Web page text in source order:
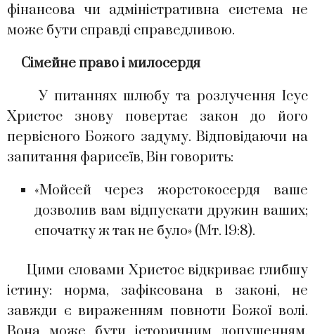
фінансова чи адміністративна система не
може бути справді справедливою.
Сімейне право і милосердя
У питаннях шлюбу та розлучення Ісус
Христос знову повертає закон до його
первісного Божого задуму. Відповідаючи на
запитання фарисеїв, Він говорить:
«Мойсей через жорстокосердя ваше
дозволив вам відпускати дружин ваших;
спочатку ж так не було» (Мт. 19:8).
Цими словами Христос відкриває глибшу
істину: норма, зафіксована в законі, не
завжди є вираженням повноти Божої волі.